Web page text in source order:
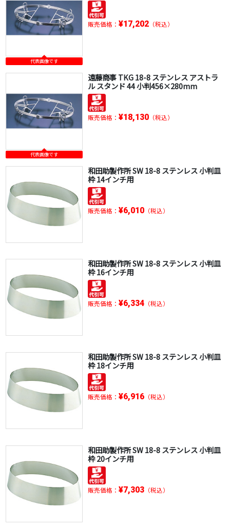
代表画像です
販売価格： ¥17,202（税込）
代表画像です
遠藤商事 TKG 18-8 ステンレス アストラ
ル スタンド 44 小判456×280mm
販売価格： ¥18,130（税込）
和田助製作所 SW 18-8 ステンレス 小判皿
枠 14インチ用
販売価格： ¥6,010（税込）
和田助製作所 SW 18-8 ステンレス 小判皿
枠 16インチ用
販売価格： ¥6,334（税込）
和田助製作所 SW 18-8 ステンレス 小判皿
枠 18インチ用
販売価格： ¥6,916（税込）
和田助製作所 SW 18-8 ステンレス 小判皿
枠 20インチ用
販売価格： ¥7,303（税込）